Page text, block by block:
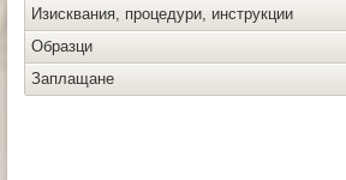
Изисквания, процедури, инструкции
Образци
Заплащане